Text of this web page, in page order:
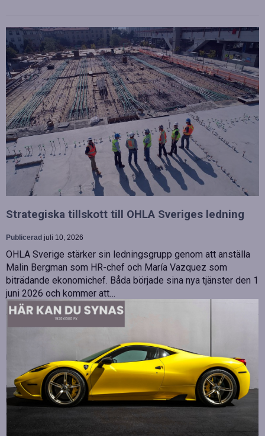
Strategiska tillskott till OHLA Sveriges ledning
Publicerad juli 10, 2026
OHLA Sverige stärker sin ledningsgrupp genom att anställa
Malin Bergman som HR-chef och María Vazquez som
biträdande ekonomichef. Båda började sina nya tjänster den 1
juni 2026 och kommer att…
Betydelsen av snabb internetanslutning för e-
juli 10, 2026
E-sport har utvecklats från att vara en hobby till en
professionell disciplin där varje millisekund kan avgöra
utgången av en tävling. Spelare lägger stor vikt vid hårdvara
och spelmekaniker, men…